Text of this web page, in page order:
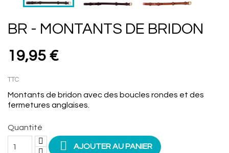
BR - MONTANTS DE BRIDON
19,95 €
TTC
Montants de bridon avec des boucles rondes et des
fermetures anglaises.
Quantité
 AJOUTER AU PANIER